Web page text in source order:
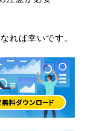
れば幸いです。